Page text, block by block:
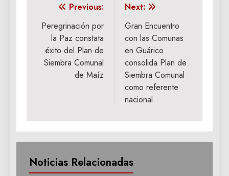
Navegación
de
entradas
Previous:
Peregrinación por
la Paz constata
éxito del Plan de
Siembra Comunal
de Maíz
Next:
Gran Encuentro
con las Comunas
en Guárico
consolida Plan de
Siembra Comunal
como referente
nacional
Noticias Relacionadas